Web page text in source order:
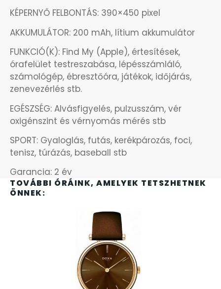
TOVÁBBI ÓRÁINK, AMELYEK TETSZHETNEK
ÖNNEK:
KÉPERNYŐ FELBONTÁS: 390×450 pixel
AKKUMULÁTOR: 200 mAh, lítium akkumulátor
FUNKCIÓ(K): Find My (Apple), értesítések,
órafelület testreszabása, lépésszámláló,
számológép, ébresztőóra, játékok, időjárás,
zenevezérlés stb.
EGÉSZSÉG: Alvásfigyelés, pulzusszám, vér
oxigénszint és vérnyomás mérés stb
SPORT: Gyaloglás, futás, kerékpározás, foci,
tenisz, túrázás, baseball stb
Garancia: 2 év
OKOSÓRA SZÍJAK
ÖNGYÚJTÓK
ÓRAFORGATÓK
ÓRÁS GÉPEK
ÓRATARTÓ DOBOZOK
ORIENT